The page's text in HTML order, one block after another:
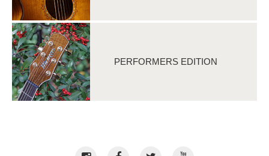
PERFORMERS EDITION